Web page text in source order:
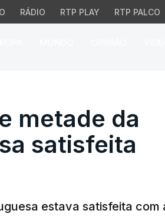
RÁDIO RTP PLAY RTP PALCO
metade da
metade da
satisfeita
estava satisfeita com